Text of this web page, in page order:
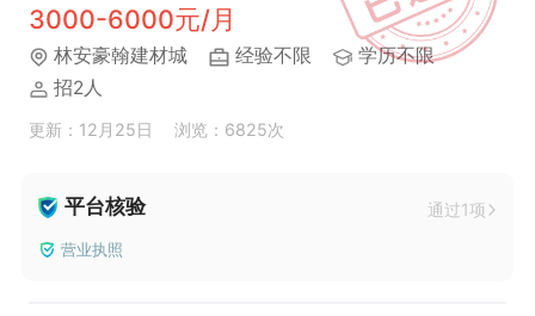
3000-6000元/月
林安豪翰建材城 经验不限
学历不限
招2人
更新：12月25日 浏览：6825次
平台核验 通过1项
营业执照